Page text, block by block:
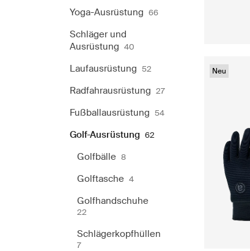
Yoga-Ausrüstung 66
Schläger und
Ausrüstung 40
Laufausrüstung 52
Radfahrausrüstung 27
Fußballausrüstung 54
Golf-Ausrüstung 62
Golfbälle 8
Golftasche 4
Golfhandschuhe
22
Schlägerkopfhüllen
7
Neu